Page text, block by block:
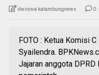
dwinova katambungnews 0
FOTO : Ketua Komisi
Syailendra.
Jajaran anggota DPRD